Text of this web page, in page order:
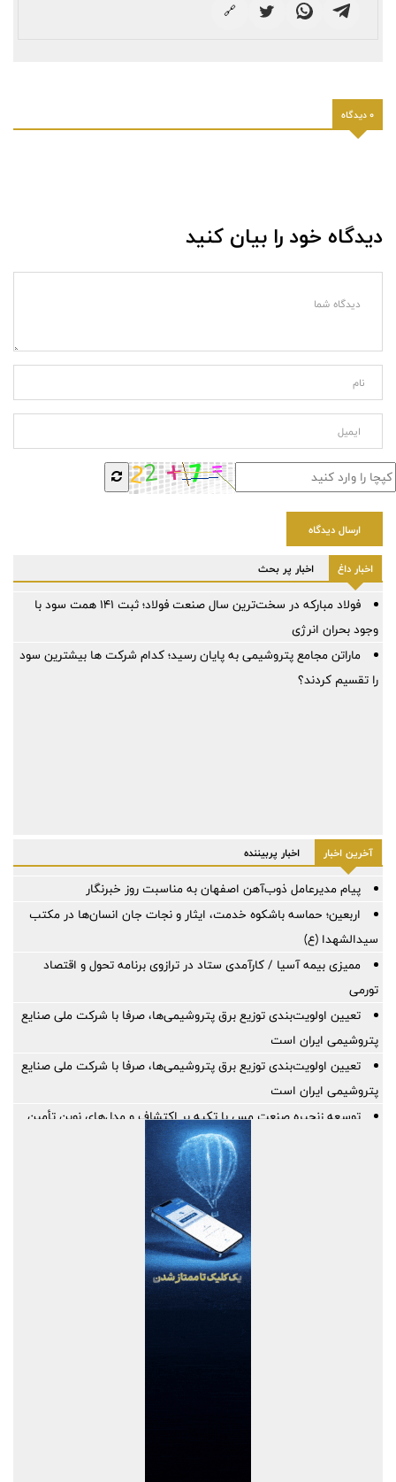
🔗
0 دیدگاه
دیدگاه خود را بیان کنید
ارسال دیدگاه
اخبار داغ اخبار پر بحث
فولاد مبارکه در سخت‌ترین سال صنعت فولاد؛ ثبت ۱۴۱ همت سود با
وجود بحران انرژی
ماراتن مجامع پتروشیمی به پایان رسید؛ کدام شرکت ها بیشترین سود
را تقسیم کردند؟
آخرین اخبار اخبار پربیننده
پیام مدیرعامل ذوب‌آهن اصفهان به مناسبت روز خبرنگار
اربعین؛ حماسه باشکوه خدمت، ایثار و نجات جان انسان‌ها در مکتب
سیدالشهدا (ع)
ممیزی بیمه آسیا / کارآمدی ستاد در ترازوی برنامه تحول و اقتصاد
تورمی
تعیین اولویت‌بندی توزیع برق پتروشیمی‌ها، صرفا با شرکت ملی صنایع
پتروشیمی ایران است
تعیین اولویت‌بندی توزیع برق پتروشیمی‌ها، صرفا با شرکت ملی صنایع
پتروشیمی ایران است
توسعه زنجیره صنعت مس با تکیه بر اکتشاف و مدل‌های نوین تأمین
ایران، شریک راهبردی اتحادیه اقتصادی اوراسیا در مسیر توسعه تجارت
پرداخت مطالبات بازنشستگان در اولویت تأمین اجتماعی؛ پیگیری برای
نشست هم افزایی ستاد اربعین بیمه ایران و سازمان حج و زیارت برگزار